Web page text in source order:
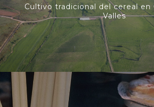
Cultivo tradicional del cereal en
Valles